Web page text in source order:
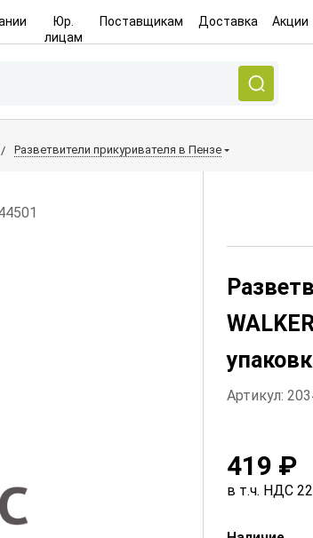
Юр.
лицам
Поставщикам Доставка Акции
Разветвители прикуривателя в Пензе
Артикул:
419 ₽
в т.ч. НДС